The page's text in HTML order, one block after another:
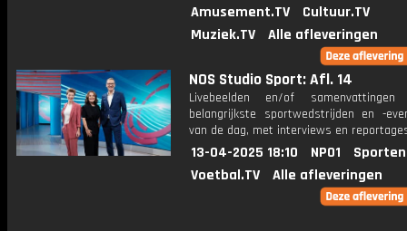
Amusement.TV
Cultuur.TV
Muziek.TV
Alle afleveringen
NOS Studio Sport: Afl. 14
Livebeelden en/of
belangrijkste sportwedstrijden en -
van de dag, met interviews en
13-04-2025 18:10 NPO1
Voetbal.TV
Alle afleveringen